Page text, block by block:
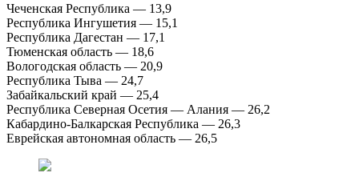
Чеченская Республика — 13,9
Республика Ингушетия — 15,1
Республика Дагестан — 17,1
Тюменская область — 18,6
Вологодская область — 20,9
Республика Тыва — 24,7
Забайкальский край — 25,4
Республика Северная Осетия — Алания — 26,2
Кабардино-Балкарская Республика — 26,3
Еврейская автономная область — 26,5